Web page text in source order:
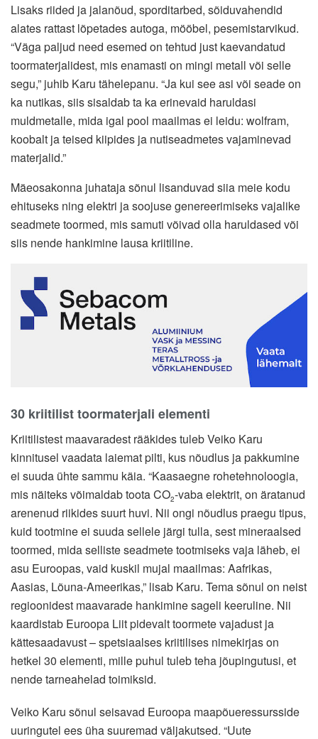
Lisaks riided ja jalanõud, sporditarbed, sõiduvahendid
alates rattast lõpetades autoga, mööbel, pesemistarvikud.
“Väga paljud need esemed on tehtud just kaevandatud
toormaterjalidest, mis enamasti on mingi metall või selle
segu,” juhib Karu tähelepanu. “Ja kui see asi või seade on
ka nutikas, siis sisaldab ta ka erinevaid haruldasi
muldmetalle, mida igal pool maailmas ei leidu: wolfram,
koobalt ja teised kiipides ja nutiseadmetes vajaminevad
materjalid.”
Mäeosakonna juhataja sõnul lisanduvad siia meie kodu
ehituseks ning elektri ja soojuse genereerimiseks vajalike
seadmete toormed, mis samuti võivad olla haruldased või
siis nende hankimine lausa kriitiline.
30 kriitilist toormaterjali elementi
Kriitilistest maavaradest rääkides tuleb Veiko Karu
kinnitusel vaadata laiemat pilti, kus nõudlus ja pakkumine
ei suuda ühte sammu käia. “Kaasaegne rohetehnoloogia,
mis näiteks võimaldab toota CO2-vaba elektrit, on äratanud
arenenud riikides suurt huvi. Nii ongi nõudlus praegu tipus,
kuid tootmine ei suuda sellele järgi tulla, sest mineraalsed
toormed, mida selliste seadmete tootmiseks vaja läheb, ei
asu Euroopas, vaid kuskil mujal maailmas: Aafrikas,
Aasias, Lõuna-Ameerikas,” lisab Karu. Tema sõnul on neist
regioonidest maavarade hankimine sageli keeruline. Nii
kaardistab Euroopa Liit pidevalt toormete vajadust ja
kättesaadavust – spetsiaalses kriitilises nimekirjas on
hetkel 30 elementi, mille puhul tuleb teha jõupingutusi, et
nende tarneahelad toimiksid.
Veiko Karu sõnul seisavad Euroopa maapõueressursside
uuringutel ees üha suuremad väljakutsed. “Uute